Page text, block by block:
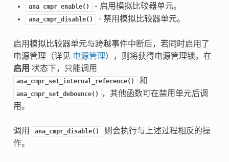
ana_cmpr_enable() - 启用模拟比较器单元。
ana_cmpr_disable() - 禁用模拟比较器单元。
启用模拟比较器单元与跨越事件中断后，若同时启用了
电源管理（详见 电源管理），则将获得电源管理锁。在
启用 状态下，只能调用
ana_cmpr_set_internal_reference() 和
ana_cmpr_set_debounce()
，其他函数可在禁用单元后调
用。
调用 ana_cmpr_disable()
则会执行与上述过程相反的操
作。